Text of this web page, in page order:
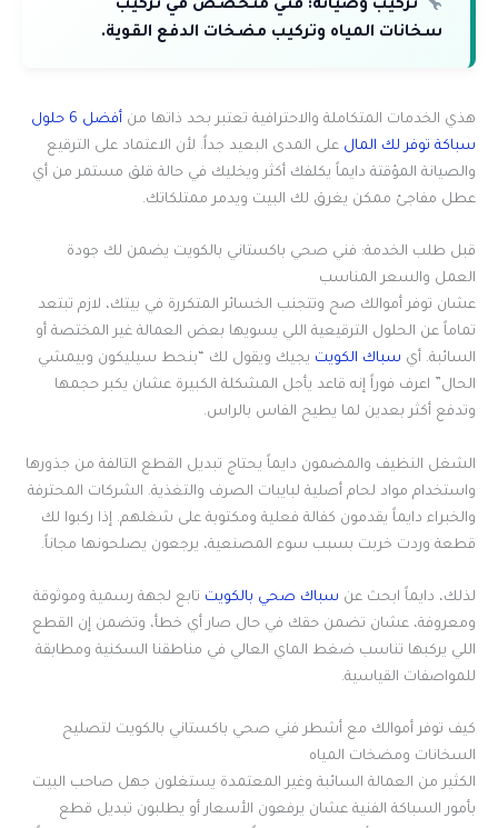
تركيب وصيانة: فني متخصص في تركيب
سخانات المياه وتركيب مضخات الدفع القوية.
هذي الخدمات المتكاملة والاحترافية تعتبر بحد ذاتها من
أفضل 6 حلول
سباكة توفر لك المال على المدى البعيد جداً. لأن الاعتماد على الترقيع
والصيانة المؤقتة دايماً يكلفك أكثر ويخليك في حالة قلق مستمر من أي
عطل مفاجئ ممكن يغرق لك البيت ويدمر ممتلكاتك.
قبل طلب الخدمة: فني صحي باكستاني بالكويت يضمن لك جودة
العمل والسعر المناسب
عشان توفر أموالك صح وتتجنب الخسائر المتكررة في بيتك، لازم تبتعد
تماماً عن الحلول الترقيعية اللي يسويها بعض العمالة غير المختصة أو
السائبة. أي سباك الكويت يجيك ويقول لك “بنحط سيليكون وبيمشي
الحال” اعرف فوراً إنه قاعد يأجل المشكلة الكبيرة عشان يكبر حجمها
وتدفع أكثر بعدين لما يطيح الفاس بالراس.
الشغل النظيف والمضمون دايماً يحتاج تبديل القطع التالفة من جذورها
واستخدام مواد لحام أصلية لبايبات الصرف والتغذية. الشركات المحترفة
والخبراء دايماً يقدمون كفالة فعلية ومكتوبة على شغلهم. إذا ركبوا لك
قطعة وردت خربت بسبب سوء المصنعية، يرجعون يصلحونها مجاناً.
لذلك، دايماً ابحث عن سباك صحي بالكويت تابع لجهة رسمية وموثوقة
ومعروفة، عشان تضمن حقك في حال صار أي خطأ، وتضمن إن القطع
اللي يركبها تناسب ضغط الماي العالي في مناطقنا السكنية ومطابقة
للمواصفات القياسية.
كيف توفر أموالك مع أشطر فني صحي باكستاني بالكويت لتصليح
السخانات ومضخات المياه
الكثير من العمالة السائبة وغير المعتمدة يستغلون جهل صاحب البيت
بأمور السباكة الفنية عشان يرفعون الأسعار أو يطلبون تبديل قطع